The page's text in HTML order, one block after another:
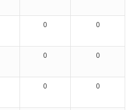
0 0
0 0
0 0